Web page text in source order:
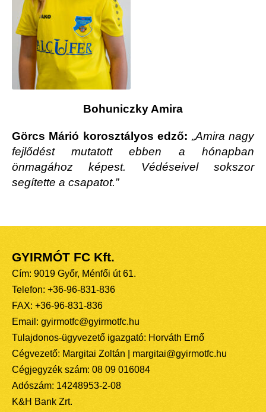
Bohuniczky Amira
Görcs Márió korosztályos edző: „Amira nagy
fejlődést mutatott ebben a hónapban
önmagához képest. Védéseivel sokszor
segítette a csapatot.”
GYIRMÓT FC Kft.
Cím: 9019 Győr, Ménfői út 61.
Telefon: +36-96-831-836
FAX: +36-96-831-836
Email: gyirmotfc@gyirmotfc.hu
Tulajdonos-ügyvezető igazgató: Horváth Ernő
Cégvezető: Margitai Zoltán | margitai@gyirmotfc.hu
Cégjegyzék szám: 08 09 016084
Adószám: 14248953-2-08
K&H Bank Zrt.